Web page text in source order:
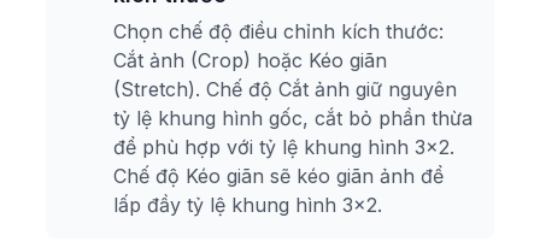
Chọn chế độ điều chỉnh kích thước:
Cắt ảnh (Crop) hoặc Kéo giãn
(Stretch). Chế độ Cắt ảnh giữ nguyên
tỷ lệ khung hình gốc, cắt bỏ phần thừa
để phù hợp với tỷ lệ khung hình 3x2.
Chế độ Kéo giãn sẽ kéo giãn ảnh để
lấp đầy tỷ lệ khung hình 3x2.